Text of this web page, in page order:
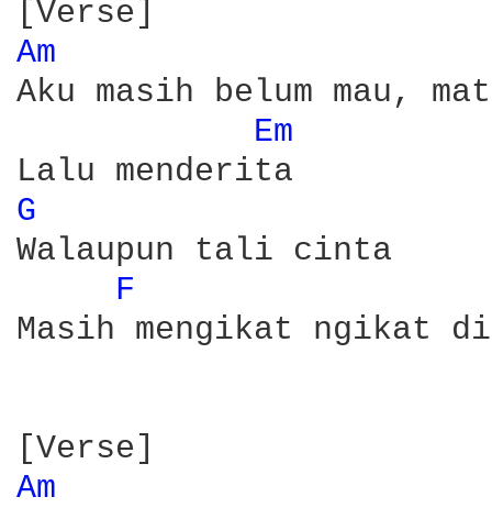
Am
Aku masih belum mau,
Em
G
Walaupun tali cinta
F
Masih mengikat ngikat
Am